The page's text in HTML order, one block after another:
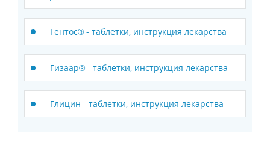
Гентос® - таблетки, инструкция лекарства
Гизаар® - таблетки, инструкция лекарства
Глицин - таблетки, инструкция лекарства